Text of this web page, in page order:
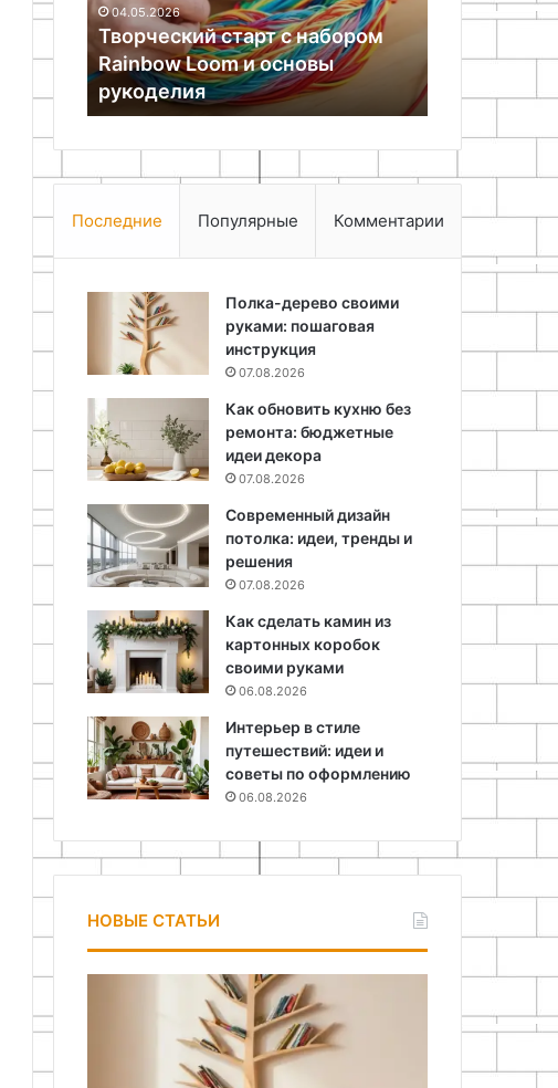
25.06.2024
Как сделать боковую складную
полноценную лестницу
класс
руками:
Последние Популярные Комментарии
Полка-дерево своими
руками: пошаговая
инструкция
07.08.2026
Как обновить кухню без
ремонта: бюджетные
идеи декора
07.08.2026
Современный дизайн
потолка: идеи, тренды и
решения
07.08.2026
Как сделать камин из
картонных коробок
своими руками
06.08.2026
Интерьер в стиле
путешествий: идеи и
советы по оформлению
06.08.2026
НОВЫЕ СТАТЬИ